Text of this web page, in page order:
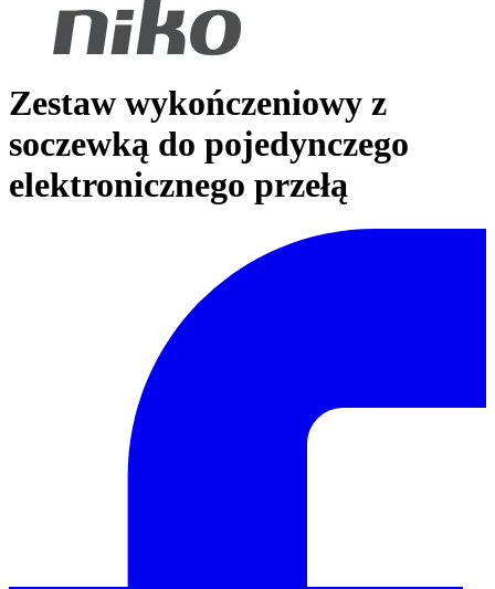
Zestaw wykończeniowy z
soczewką do pojedynczego
elektronicznego przełą